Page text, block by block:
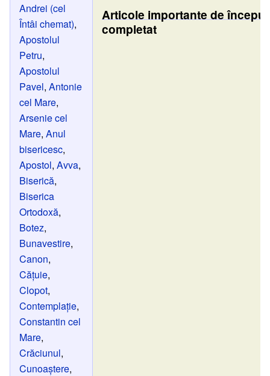
Andrei (cel
Întâi chemat),
Apostolul
Petru,
Apostolul
Pavel,Antonie
cel Mare,
Arsenie cel
Mare,Anul
bisericesc,
Apostol,Avva,
Biserică,
Biserica
Ortodoxă,
Botez,
Bunavestire,
Canon,
Cățuie,
Clopot,
Contemplație,
Constantin cel
Mare,
Crăciunul,
Cunoaștere,
Articole importante de
completat